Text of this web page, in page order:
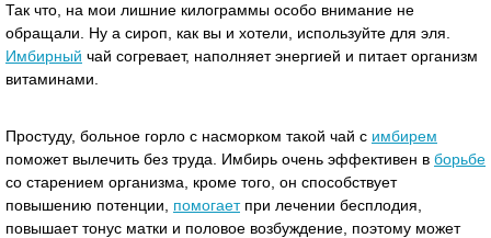
Так что, на мои лишние килограммы особо внимание не
обращали. Ну а сироп, как вы и хотели, используйте для эля.
Имбирный чай согревает, наполняет энергией и питает организм
витаминами.
Простуду, больное горло с насморком такой чай с имбирем
поможет вылечить без труда.
Имбирь очень эффективен в борьбе
со старением организма, кроме того, он способствует
повышению потенции, помогаетпри лечении бесплодия,
повышает тонус матки и половое возбуждение, поэтому может